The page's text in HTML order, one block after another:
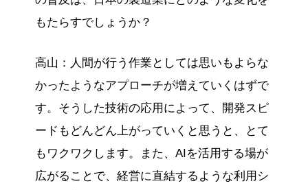
もたらすでしょうか？
高山：人間が行う作業としては思いもよらな
かったようなアプローチが増えていくはずで
す。そうした技術の応用によって、開発スピ
ードもどんどん上がっていくと思うと、とて
もワクワクします。また、AIを活用する場が
広がることで、経営に直結するような利用シ